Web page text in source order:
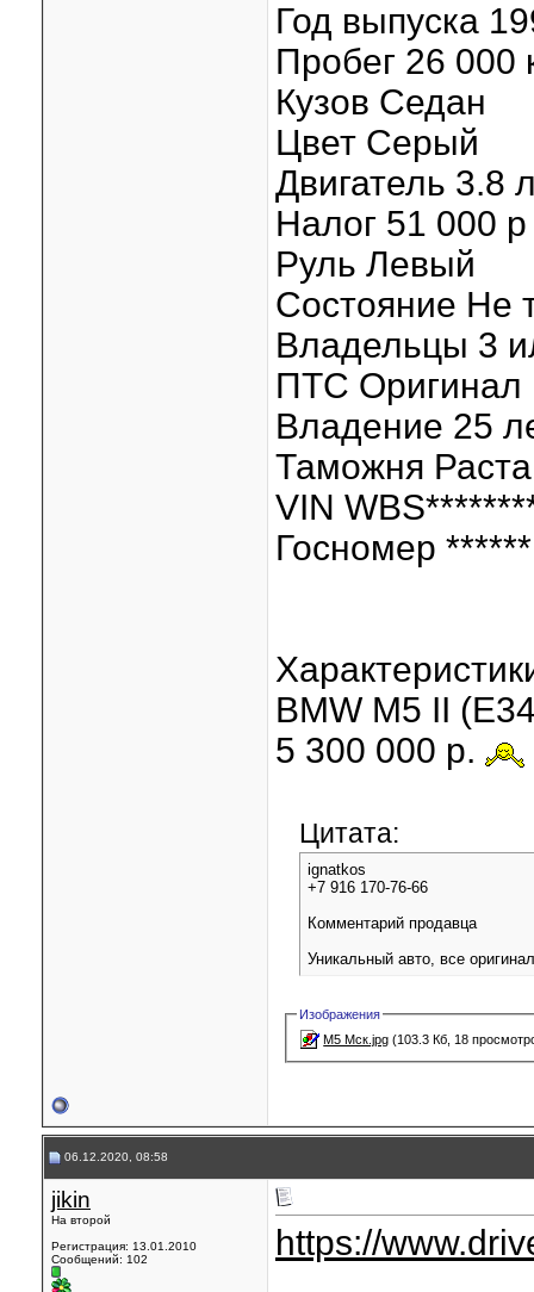
Год выпуска
Пробег 26 000
Кузов Седан
Цвет Серый
Двигатель 3.8
Налог 51 000 р
Руль Левый
Состояние Не
Владельцы 3
ПТС Оригинал
Владение 25
Таможня
VIN
Госномер
BMW M5 II
5 300 000 р.
Цитата:
ignatkos
+7 916 170-76-66
Комментарий продавца
Уникальный авто, все
Изображения
M5 Мск.jpg (103.3 Кб, 18
06.12.2020, 08:58
jikin
На второй
Регистрация: 13.01.2010
Сообщений: 102
https://